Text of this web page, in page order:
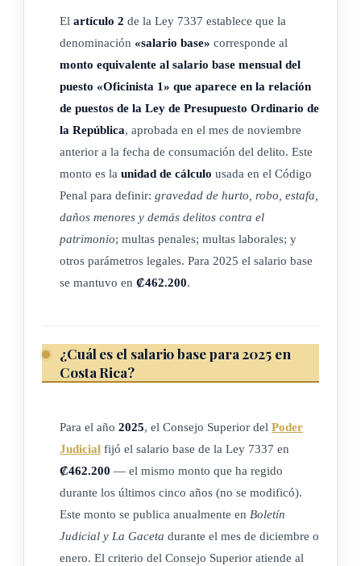
ARTÍCULO 2
artículos 209, 212, 216 y 384 del Código Penal, corresponde
al monto
equivalente al salario base mensual del "Oficinista 1" que
aparece en
la relación de puestos de la Ley de Presupuesto Ordinario de
República, aprobada en el mes de noviembre anterior a la
Dicho salario base regirá durante todo el año siguiente, aun
fijación, sea
modificado durante ese período. En caso de que llegaren a
existir, en
la misma Ley de Presupuesto, diferentes salarios para ese
mismo cargo,
El artículo 2 de la Ley 7337 establece que la
denominación «salario base» corresponde al
monto equivalente al salario base mensual del
puesto «Oficinista 1» que aparece en la relación
de puestos de la Ley de Presupuesto Ordinario de
la República, aprobada en el mes de noviembre
anterior a la fecha de consumación del delito. Este
monto es la unidad de cálculo usada en el Código
Penal para definir: gravedad de hurto, robo, estafa,
daños menores y demás delitos contra el
patrimonio; multas penales; multas laborales; y
otros parámetros legales. Para 2025 el salario base
se mantuvo en ₡462.200.
¿Cuál es el salario base para 2025 en
Costa Rica?
Para el año 2025, el Consejo Superior del Poder
Judicial fijó el salario base de la Ley 7337 en
₡462.200 — el mismo monto que ha regido
durante los últimos cinco años (no se modificó).
Este monto se publica anualmente en Boletín
Judicial y La Gaceta durante el mes de diciembre o
enero. El criterio del Consejo Superior atiende al